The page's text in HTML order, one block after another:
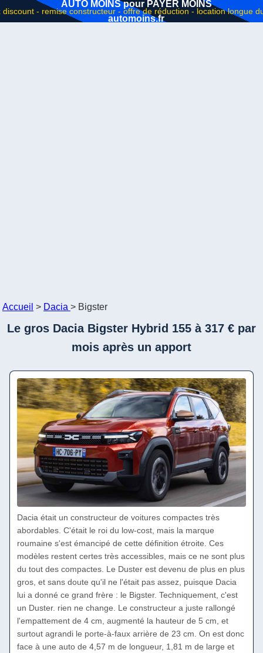
AUTO MOINS pour PAYER MOINS
automoins.fr
Accueil > Dacia > Bigster
Le gros Dacia Bigster Hybrid 155 à 317 € par
mois après un apport
Dacia était un constructeur de voitures compactes très
abordables. C'était le roi du low-cost, mais la marque
roumaine s'est émancipé de cette définition étroite. Ces
modèles restent certes très accessibles, mais ce ne sont plus
du tout des compactes. Le Duster est devenu de plus en plus
gros, et sans doute qu'il ne l'était pas assez, puisque Dacia
lui a donné ce grand frère : le Bigster. Techniquement, c'est
un Duster. rien ne change. Le constructeur a juste rallongé
l'empattement de 4 cm, augmenté la hauteur de 5 cm, et
surtout agrandi le porte-à-faux arrière de 23 cm. On est donc
face à une auto de 4,57 m de longueur, 1,81 m de large et